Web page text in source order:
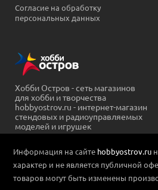
Согласие на обработку
персональных данных
Хобби Остров - сеть магазинов
для хобби и творчества
hobbyostrov.ru - интернет-магазин
стендовых и радиоуправляемых
моделей и игрушек
Информация на сайте hobbyostrov.ru
характер и не является публичной
товаров могут быть изменены